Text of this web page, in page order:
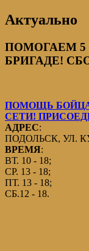
Актуально
ПОМОГАЕМ 5
БРИГАДЕ!
ПОМОЩЬ
СЕТИ!
АДРЕС:
ПОДОЛЬСК, УЛ.
ВРЕМЯ:
ВТ. 10 - 18;
СР. 13 - 18;
ПТ. 13 - 18;
СБ.12 - 18.